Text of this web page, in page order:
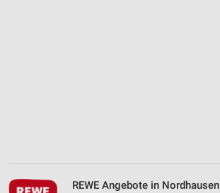
REWE Angebote in Nordhausen
Informationen identifizieren